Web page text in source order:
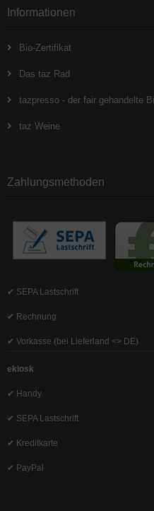
Informationen
Bio-Zertifikat
Das taz Rad
tazpresso - der fair gehandelte
taz Weine
Zahlungsmethoden
✔ SEPA Lastschrift
✔ Rechnung
✔ Vorkasse (bei Lieferland <> DE)
ekiosk
✔ Handy
✔ SEPA Lastschrift
✔ Kreditkarte
✔ PayPal